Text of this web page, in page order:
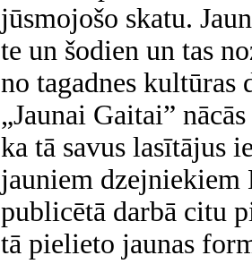
jūsmojošo skatu.
te un šodien un tas
no tagadnes kultūras
„Jaunai Gaitai”
ka tā savus lasītājus
jauniem dzejniekiem
publicētā darbā citu
tā pielieto jaunas